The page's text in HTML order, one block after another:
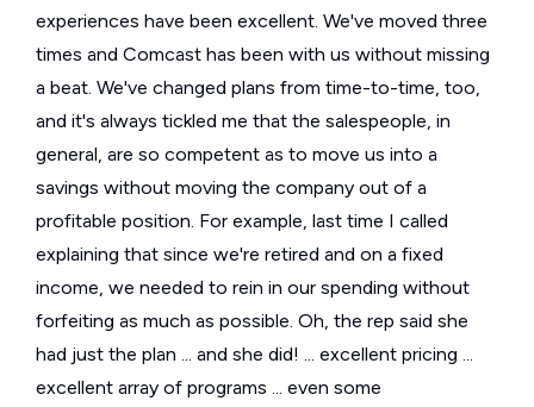
experiences have been excellent. We've moved three
times and Comcast has been with us without missing
a beat. We've changed plans from time-to-time, too,
and it's always tickled me that the salespeople, in
general, are so competent as to move us into a
savings without moving the company out of a
profitable position. For example, last time I called
explaining that since we're retired and on a fixed
income, we needed to rein in our spending without
forfeiting as much as possible. Oh, the rep said she
had just the plan ... and she did! ... excellent pricing ...
excellent array of programs ... even some